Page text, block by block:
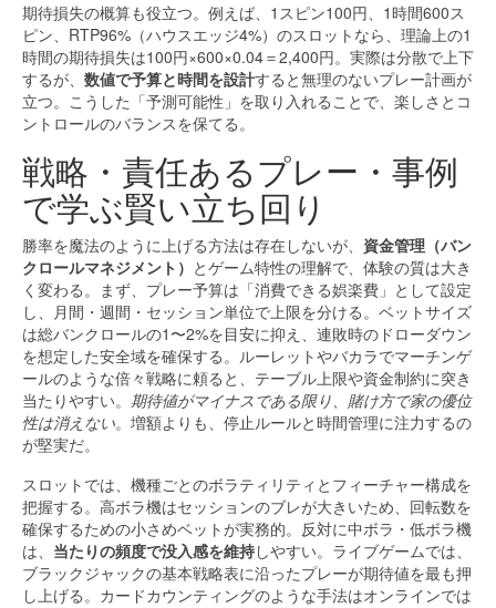
期待損失の概算も役立つ。例えば、1スピン100円、1時間600ス
ピン、RTP96%（ハウスエッジ4%）のスロットなら、理論上の1
時間の期待損失は100円×600×0.04＝2,400円。実際は分散で上下
するが、 数値で予算と時間を設計すると無理のないプレー計画が
立つ。こうした「予測可能性」を取り入れることで、楽しさとコ
ントロールのバランスを保てる。
戦略・責任あるプレー・事例
で学ぶ賢い立ち回り
勝率を魔法のように上げる方法は存在しないが、 資金管理（バン
クロールマネジメント） とゲーム特性の理解で、体験の質は大き
く変わる。まず、プレー予算は「消費できる娯楽費」として設定
し、月間・週間・セッション単位で上限を分ける。ベットサイズ
は総バンクロールの1〜2%を目安に抑え、連敗時のドローダウン
を想定した安全域を確保する。ルーレットやバカラでマーチンゲ
ールのような倍々戦略に頼ると、テーブル上限や資金制約に突き
当たりやすい。 期待値がマイナスである限り、賭け方で家の優位
性は消えない。増額よりも、停止ルールと時間管理に注力するの
が堅実だ。
スロットでは、機種ごとのボラティリティとフィーチャー構成を
把握する。高ボラ機はセッションのブレが大きいため、回転数を
確保するための小さめベットが実務的。反対に中ボラ・低ボラ機
は、 当たりの頻度で没入感を維持しやすい。ライブゲームでは、
ブラックジャックの基本戦略表に沿ったプレーが期待値を最も押
し上げる。カードカウンティングのような手法はオンラインでは